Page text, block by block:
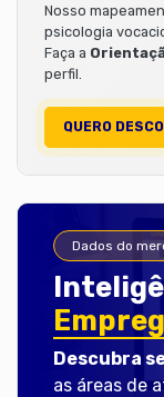
Nosso
psicologia
Faça a
perfil.
QUERO
Dados do
Descubra
as áreas de